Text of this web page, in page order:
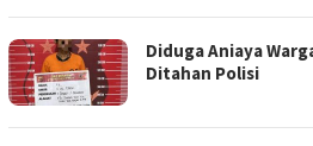
Diduga Aniaya
Ditahan Polisi